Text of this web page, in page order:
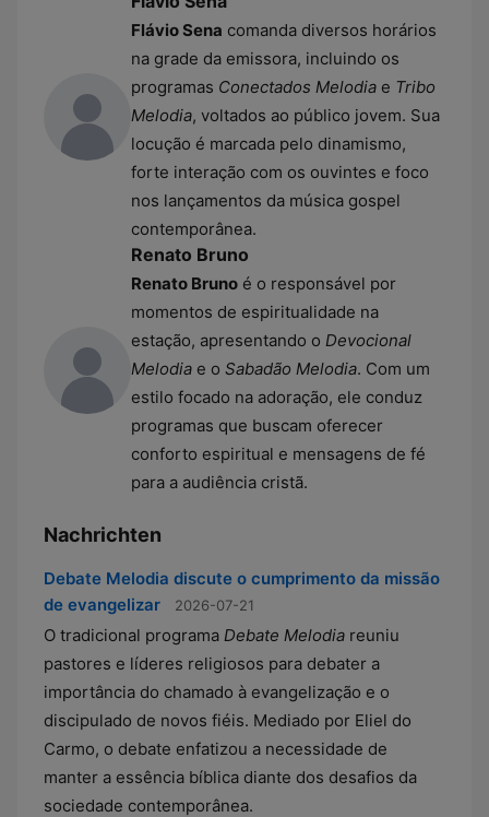
Flávio Sena comanda diversos horários
na grade da emissora, incluindo os
programas Conectados Melodia e Tribo
Melodia, voltados ao público jovem. Sua
locução é marcada pelo dinamismo,
forte interação com os ouvintes e foco
nos lançamentos da música gospel
contemporânea.
Renato Bruno
Renato Bruno é o responsável por
momentos de espiritualidade na
estação, apresentando o Devocional
Melodia e o Sabadão Melodia. Com um
estilo focado na adoração, ele conduz
programas que buscam oferecer
conforto espiritual e mensagens de fé
para a audiência cristã.
Nachrichten
Debate Melodia discute o cumprimento da missão
de evangelizar
2026-07-21
O tradicional programa Debate Melodia reuniu
pastores e líderes religiosos para debater a
importância do chamado à evangelização e o
discipulado de novos fiéis. Mediado por Eliel do
Carmo, o debate enfatizou a necessidade de
manter a essência bíblica diante dos desafios da
sociedade contemporânea.